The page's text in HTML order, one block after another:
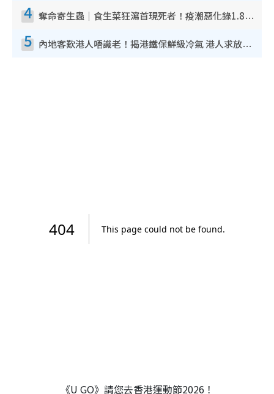
4 奪命寄生蟲｜食生菜狂瀉首現死者！疫潮惡化錄1.8萬宗病例 揭洗菜3大謬誤
5 內地客歎港人唔識老！揭港鐵保鮮級冷氣 港人求放過：咪投訴
《U GO》請您去香港運動節2026！